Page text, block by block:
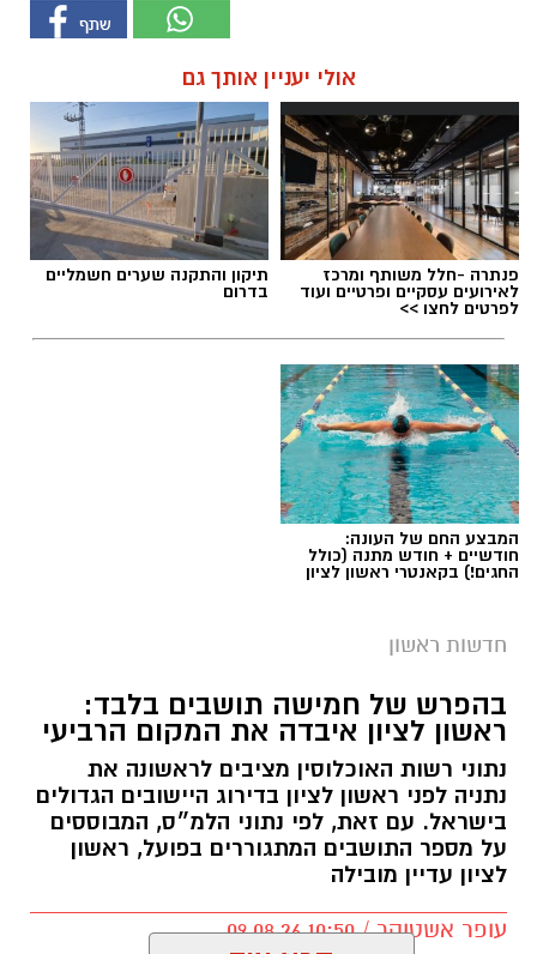
אולי יעניין אותך גם
פנתרה -חלל משותף ומרכז
לאירועים עסקיים ופרטיים ועוד
לפרטים לחצו >>
תיקון והתקנה שערים חשמליים
בדרום
המבצע החם של העונה:
חודשיים + חודש מתנה (כולל
החגים!) בקאנטרי ראשון לציון
חדשות ראשון
בהפרש של חמישה תושבים בלבד:
ראשון לציון איבדה את המקום הרביעי
נתוני רשות האוכלוסין מציבים לראשונה את
נתניה לפני ראשון לציון בדירוג היישובים הגדולים
בישראל. עם זאת, לפי נתוני הלמ״ס, המבוססים
על מספר התושבים המתגוררים בפועל, ראשון
לציון עדיין מובילה
עופר אשטוקר / 10:50 09.08.26